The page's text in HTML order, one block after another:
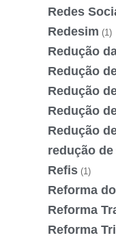
Redes
Redesim (1)
Redução
Redução
Redução
Redução
Redução
redução
Refis (1)
Reforma
Reforma
Reforma